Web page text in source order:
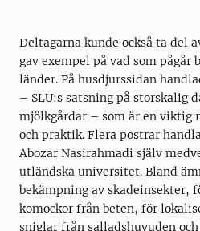
Deltagarna kunde också ta del
gav exempel på vad som pågår
länder. På husdjurssidan
– SLU:s satsning på storskalig
mjölkgårdar – som är en viktig
och praktik. Flera postrar
Abozar Nasirahmadi själv
utländska universitet. Bland
bekämpning av skadeinsekter,
komockor från beten, för
sniglar från salladshuvuden